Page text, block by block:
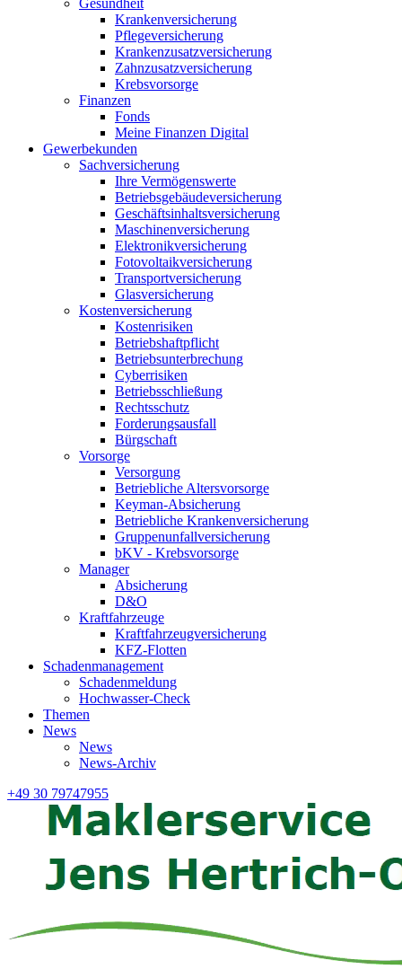
Gesundheit
Krankenversicherung
Pflegeversicherung
Krankenzusatzversicherung
Zahnzusatzversicherung
Krebsvorsorge
Finanzen
Fonds
Meine Finanzen Digital
Gewerbekunden
Sachversicherung
Ihre Vermögenswerte
Betriebsgebäudeversicherung
Geschäftsinhaltsversicherung
Maschinenversicherung
Elektronikversicherung
Fotovoltaikversicherung
Transportversicherung
Glasversicherung
Kostenversicherung
Kostenrisiken
Betriebshaftpflicht
Betriebsunterbrechung
Cyberrisiken
Betriebsschließung
Rechtsschutz
Forderungsausfall
Bürgschaft
Vorsorge
Versorgung
Betriebliche Altersvorsorge
Keyman-Absicherung
Betriebliche Krankenversicherung
Gruppenunfallversicherung
bKV - Krebsvorsorge
Manager
Absicherung
D&O
Kraftfahrzeuge
Kraftfahrzeugversicherung
KFZ-Flotten
Schadenmanagement
Schadenmeldung
Hochwasser-Check
Themen
News
News
News-Archiv
+49 30 79747955